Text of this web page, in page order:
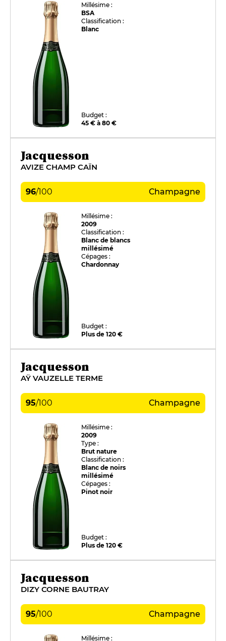
Millésime :
BSA
Classification :
Blanc
Budget :
45 € à 80 €
Jacquesson
AVIZE CHAMP CAÏN
96/100 Champagne
Millésime :
2009
Classification :
Blanc de blancs
millésimé
Cépages :
Chardonnay
Budget :
Plus de 120 €
Jacquesson
AŸ VAUZELLE TERME
95/100 Champagne
Millésime :
2009
Type :
Brut nature
Classification :
Blanc de noirs
millésimé
Cépages :
Pinot noir
Budget :
Plus de 120 €
Jacquesson
DIZY CORNE BAUTRAY
95/100 Champagne
Millésime :